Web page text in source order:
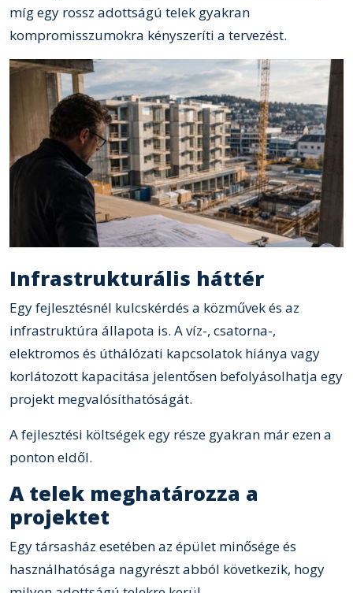
míg egy rossz adottságú telek gyakran
kompromisszumokra kényszeríti a tervezést.
Infrastrukturális háttér
Egy fejlesztésnél kulcskérdés a közművek és az
infrastruktúra állapota is. A víz-, csatorna-,
elektromos és úthálózati kapcsolatok hiánya vagy
korlátozott kapacitása jelentősen befolyásolhatja egy
projekt megvalósíthatóságát.
A fejlesztési költségek egy része gyakran már ezen a
ponton eldől.
A telek meghatározza a
projektet
Egy társasház esetében az épület minősége és
használhatósága nagyrészt abból következik, hogy